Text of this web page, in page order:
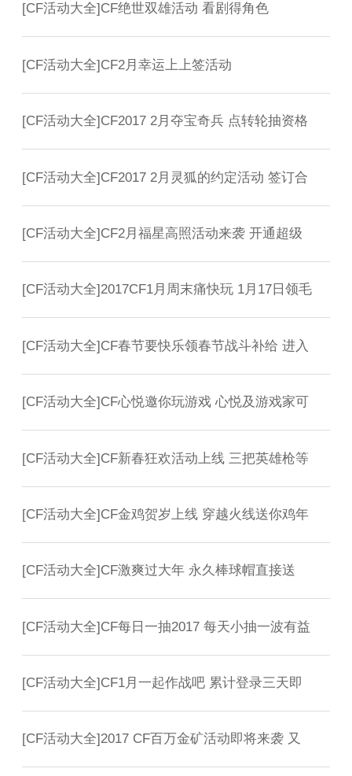
[CF活动大全] CF绝世双雄活动 看剧得角色
[CF活动大全]CF2月幸运上上签活动
[CF活动大全] CF2017 2月夺宝奇兵 点转轮抽资格
[CF活动大全]CF2017 2月灵狐的约定活动 签订合
[CF活动大全]CF2月福星高照活动来袭 开通超级
[CF活动大全] 2017CF1月周末痛快玩 1月17日领毛
[CF活动大全]CF春节要快乐领春节战斗补给 进入
[CF活动大全]CF心悦邀你玩游戏 心悦及游戏家可
[CF活动大全]CF新春狂欢活动上线 三把英雄枪等
[CF活动大全]CF金鸡贺岁上线 穿越火线送你鸡年
[CF活动大全] CF激爽过大年 永久棒球帽直接送
[CF活动大全]CF每日一抽2017 每天小抽一波有益
[CF活动大全]CF1月一起作战吧 累计登录三天即
[CF活动大全] 2017 CF百万金矿活动即将来袭 又